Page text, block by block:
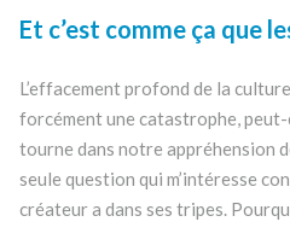
Et c’est comme ça que
L’effacement profond de la
forcément une catastrophe,
tourne dans notre appréhension
seule question qui m’intéresse
créateur a dans ses tripes.